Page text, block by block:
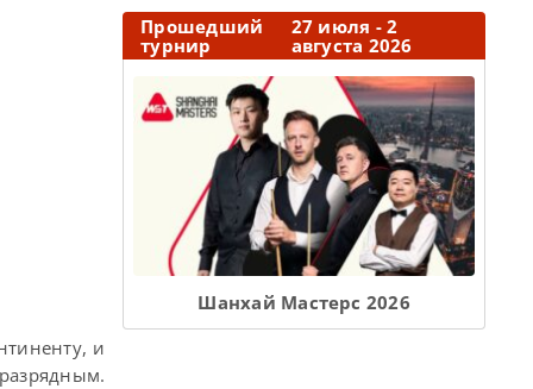
и
Прошедший
турнир
27 июля - 2
августа 2026
Шанхай Мастерс 2026